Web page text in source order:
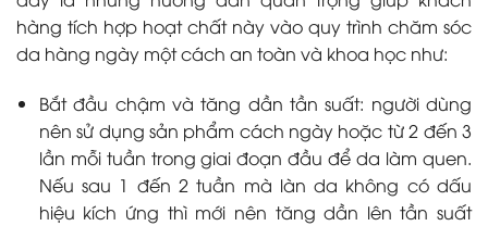
hàng tích hợp hoạt chất này vào quy trình chăm sóc
da hàng ngày một cách an toàn và khoa học như:
Bắt đầu chậm và tăng dần tần suất: người dùng
nên sử dụng sản phẩm cách ngày hoặc từ 2 đến 3
lần mỗi tuần trong giai đoạn đầu để da làm quen.
Nếu sau 1 đến 2 tuần mà làn da không có dấu
hiệu kích ứng thì mới nên tăng dần lên tần suất